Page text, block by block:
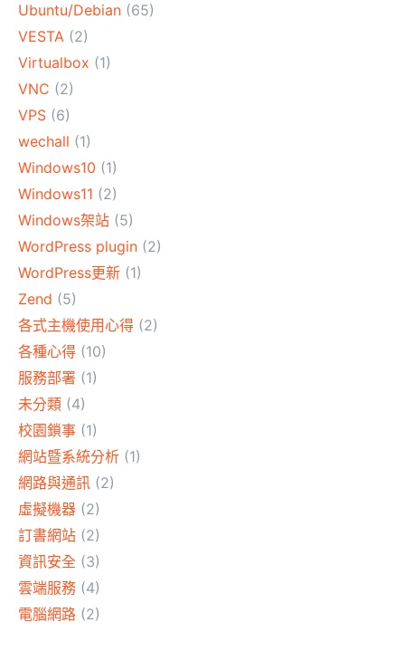
Ubuntu/Debian (65)
VESTA (2)
Virtualbox (1)
VNC (2)
VPS (6)
wechall (1)
Windows10 (1)
Windows11 (2)
Windows架站 (5)
WordPress plugin (2)
WordPress更新 (1)
Zend (5)
各式主機使用心得 (2)
各種心得 (10)
服務部署 (1)
未分類 (4)
校園鎖事 (1)
網站暨系統分析 (1)
網路與通訊 (2)
虛擬機器 (2)
訂書網站 (2)
資訊安全 (3)
雲端服務 (4)
電腦網路 (2)